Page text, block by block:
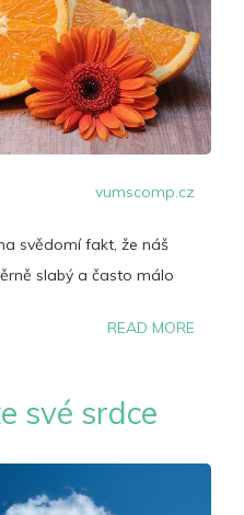
vumscomp.cz
svědomí fakt, že náš
slabý a často málo
READ MORE
své srdce